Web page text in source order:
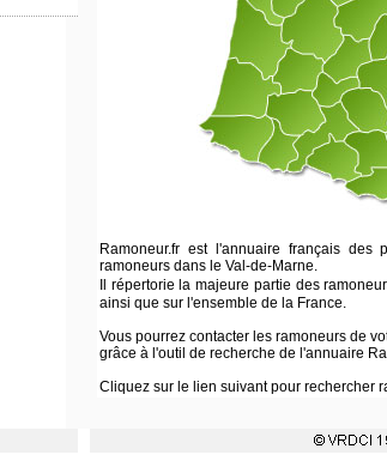
Ramoneur.fr est l'annuaire français des
ramoneurs dans le Val-de-Marne.
Il répertorie la majeure partie des
ainsi que sur l'ensemble de la France.
Vous pourrez contacter les ramoneurs de
grâce à l'outil de recherche de l'annuaire
Cliquez sur le lien suivant pour rechercher